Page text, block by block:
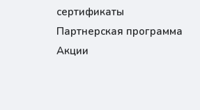
сертификаты
Партнерская программа
Акции